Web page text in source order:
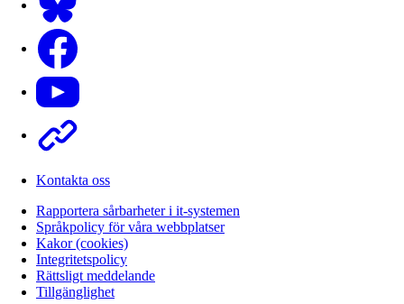
Kontakta oss
Rapportera sårbarheter i it-systemen
Språkpolicy för våra webbplatser
Kakor (cookies)
Integritetspolicy
Rättsligt meddelande
Tillgänglighet